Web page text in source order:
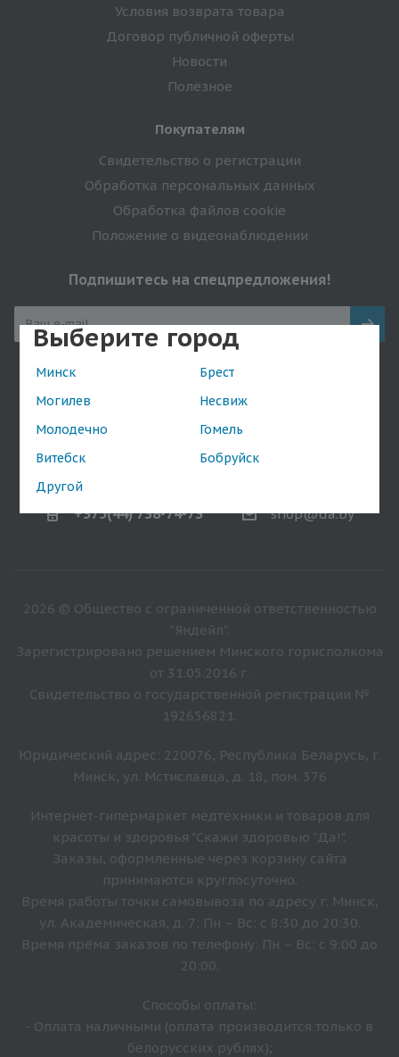
Выберите город
Минск
Брест
Могилев
Несвиж
Молодечно
Гомель
Витебск
Бобруйск
Другой
Условия возврата товара
Договор публичной оферты
Новости
Полезное
Покупателям
Свидетельство о регистрации
Обработка персональных данных
Обработка файлов cookie
Положение о видеонаблюдении
Подпишитесь на спецпредложения!
Оставайтесь на связи
+375(44) 738-74-73 shop@da.by
2026 © Общество с ограниченной ответственностью
"Яндейл".
Зарегистрировано решением Минского горисполкома
от 31.05.2016 г.
Свидетельство о государственной регистрации №
192656821.
Юридический адрес: 220076, Республика Беларусь, г.
Минск, ул. Мстиславца, д. 18, пом. 376
Интернет-гипермаркет медтехники и товаров для
красоты и здоровья "Скажи здоровью "Да!".
Заказы, оформленные через корзину сайта
принимаются круглосуточно.
Время работы точки самовывоза по адресу г. Минск,
ул. Академическая, д. 7: Пн – Вс: с 8:30 до 20:30.
Время прёма заказов по телефону: Пн – Вс: с 9:00 до
20:00.
Способы оплаты:
- Оплата наличными (оплата производится только в
белорусских рублях);